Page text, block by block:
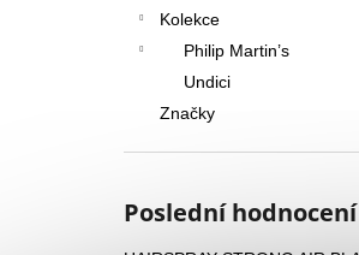
Kolekce
Philip Martin’s
Undici
Značky
Poslední